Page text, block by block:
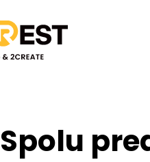
Spolu